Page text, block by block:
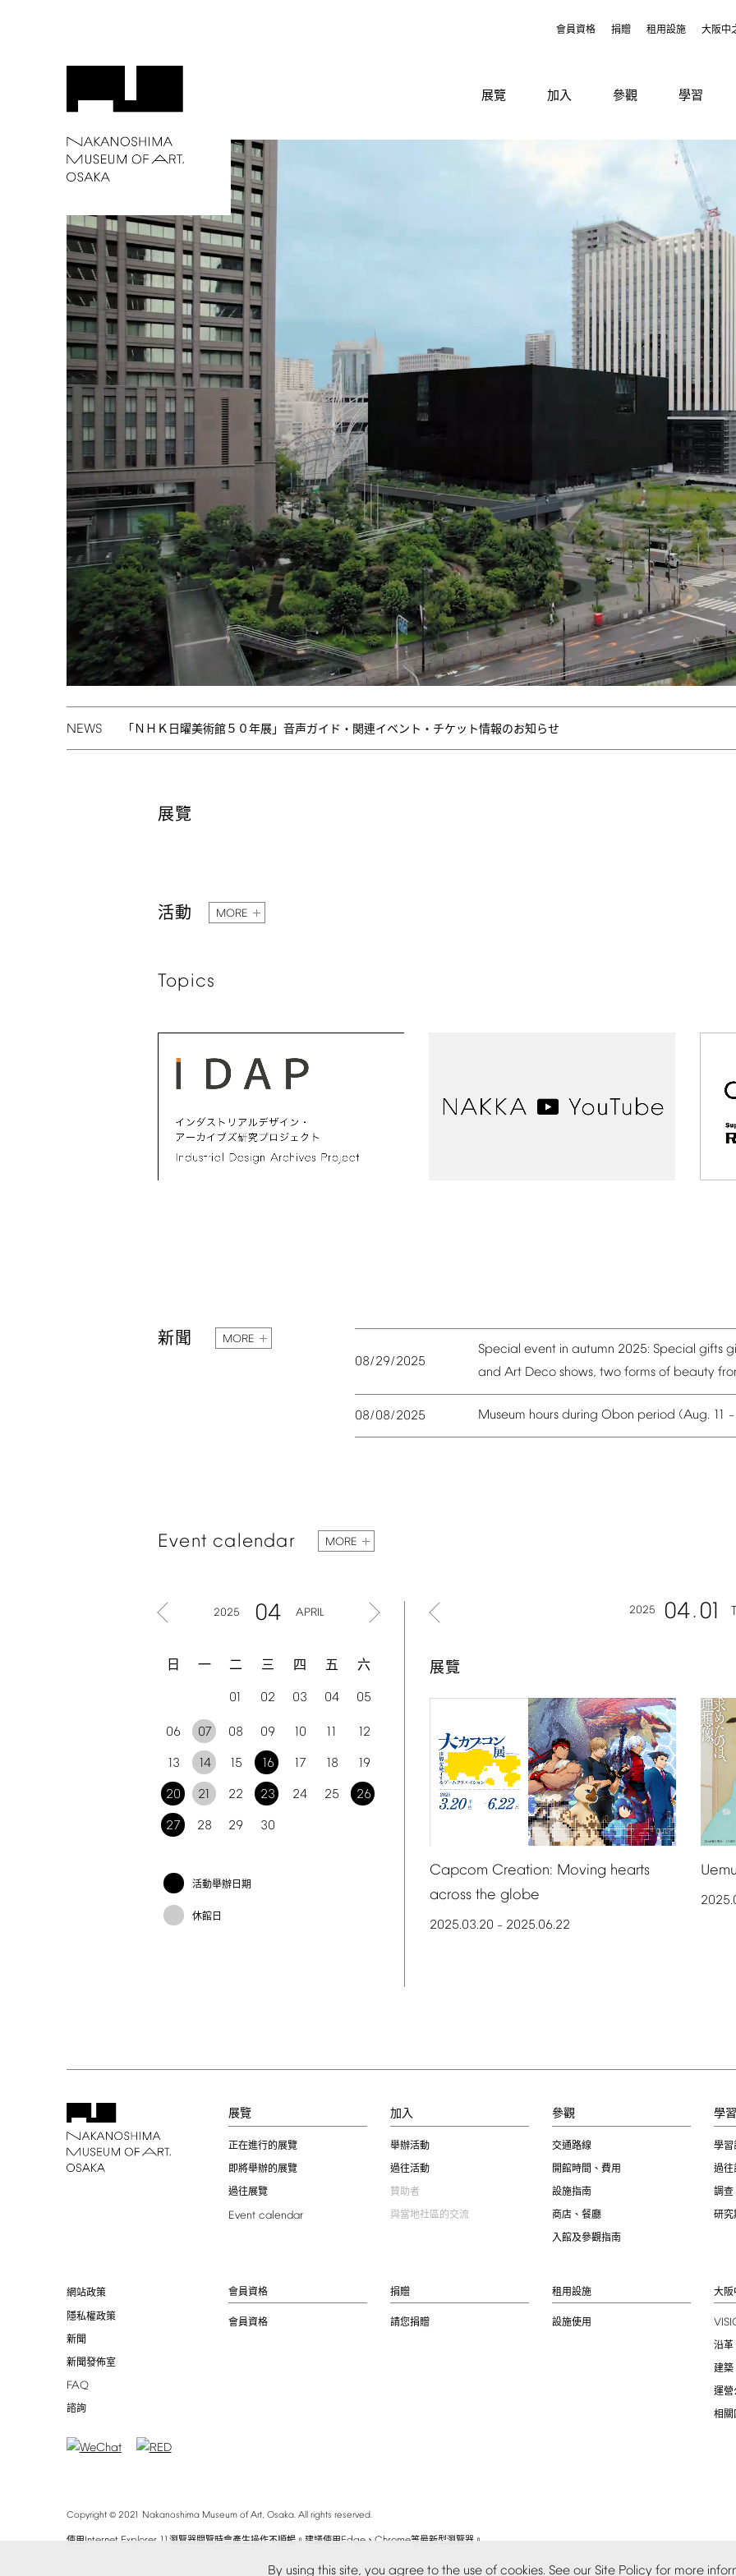
By using this site, you agree to the use of cookies. See our Site Policy for more
會員資格 捐贈 租用設施 大阪中
展覽 加入 參觀 學習
NEWS 「ＮＨＫ日曜美術館５０年展」音声ガイド・関連イベント・チケット情報のお知らせ
展覽
活動 MORE
Topics
新聞 MORE
08/29/2025
Special event in autumn 2025: Special gifts
and Art Deco shows, two forms of beauty
08/08/2025 Museum hours during Obon period (Aug. 11
Event calendar MORE
2025 04 APRIL
日 一 二 三 四 五 六
01 02 03 04 05
06 07 08 09 10 11 12
13 14 15 16 17 18 19
20 21 22 23 24 25 26
27 28 29 30
活動舉辦日期
休館日
2025 04 01
展覽
Capcom Creation: Moving hearts
across the globe
2025.03.20 – 2025.06.22
展覽
正在進行的展覽
即將舉辦的展覽
過往展覽
Event calendar
加入
舉辦活動
過往活動
贊助者
與當地社區的交流
參觀
交通路線
開館時間、費用
設施指南
商店、餐廳
入館及參觀指南
學習
學習
過往
調查
研究
網站政策
隱私權政策
新聞
新聞發佈室
FAQ
諮詢
會員資格
會員資格
捐贈
請您捐贈
租用設施
設施使用
大阪
沿革
建築
運營
相關
Copyright© 2021 Nakanoshima Museum of Art, Osaka. All rights reserved.
使用Internet Explorer 11 瀏覽器閱覽時會產生操作不順暢。建議使用Edge、 Chrome等最新型瀏覽器。